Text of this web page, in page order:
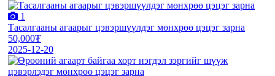
1
Тасалгааны агаарыг цэвэршүүлдэг мөнхрөө цэцэг зарна
50,000₮
2025-12-20